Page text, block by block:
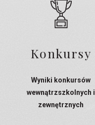
Konkursy
Wyniki konkursów
wewnątrzszkolnych i
zewnętrznych